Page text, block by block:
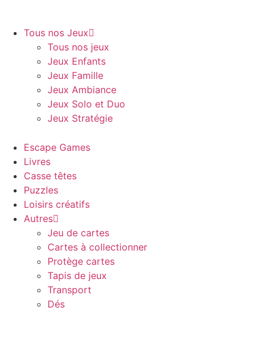
Tous nos Jeux
Tous nos jeux
Jeux Enfants
Jeux Famille
Jeux Ambiance
Jeux Solo et Duo
Jeux Stratégie
Escape Games
Livres
Casse têtes
Puzzles
Loisirs créatifs
Autres
Jeu de cartes
Cartes à collectionner
Protège cartes
Tapis de jeux
Transport
Dés